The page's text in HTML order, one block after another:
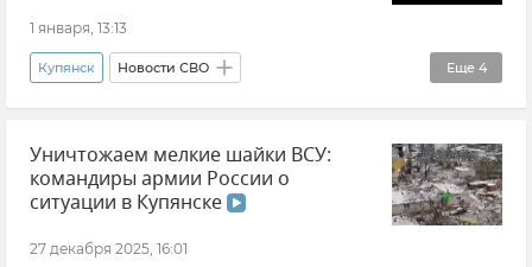
1 января, 13:13
Еще 4
Купянск Новости СВО
ВСУ (Вооруженные силы Украины)
Вооруженные силы России Украина
Россия
Уничтожаем мелкие шайки ВСУ:
командиры армии России о
ситуации в Купянске
27 декабря 2025, 16:01